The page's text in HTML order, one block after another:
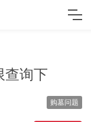
查询下
购墓问题